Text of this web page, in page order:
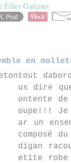
Filles Garçons
en
tout
us dire
ontente
oupe!!! Je
ar un
composé
digan
etite